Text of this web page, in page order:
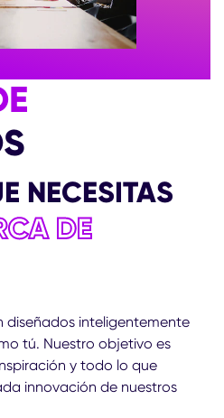
NECESITAS
DE
diseñados inteligentemente
tú. Nuestro objetivo es
y todo lo que
innovación de nuestros